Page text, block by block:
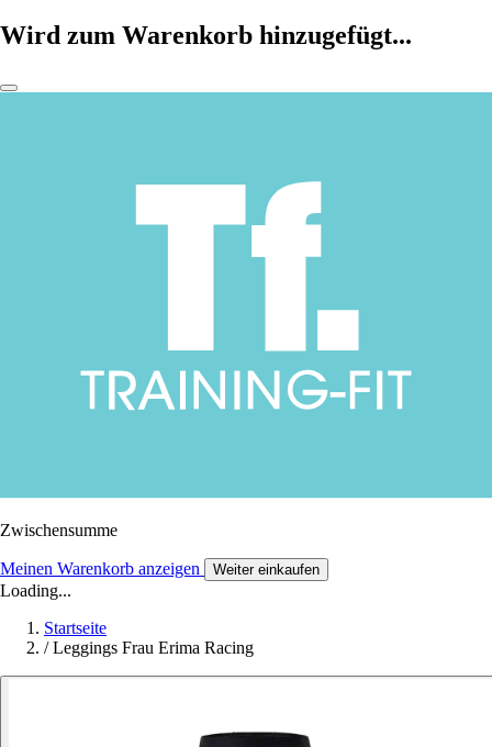
Wird zum Warenkorb hinzugefügt...
Zwischensumme
Meinen Warenkorb anzeigen Weiter einkaufen
Loading...
Startseite
/ Leggings Frau Erima Racing